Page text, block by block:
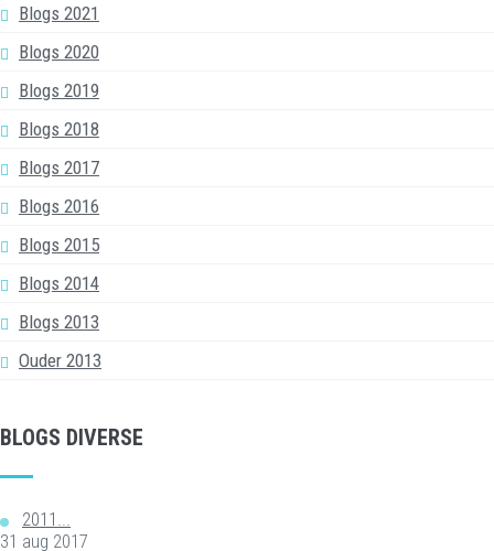
Blogs 2021
Blogs 2020
Blogs 2019
Blogs 2018
Blogs 2017
Blogs 2016
Blogs 2015
Blogs 2014
Blogs 2013
Ouder 2013
BLOGS DIVERSE
2011...
31 aug 2017